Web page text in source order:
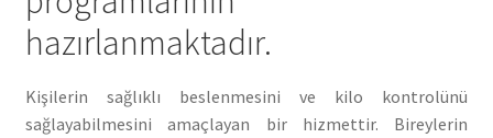
hazırlanmaktadır.
Kişilerin sağlıklı beslenmesini ve kilo kontrolünü
sağlayabilmesini amaçlayan bir hizmettir. Bireylerin